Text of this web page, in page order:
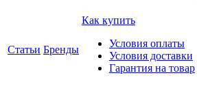
Статьи Бренды
Как купить
Условия оплаты
Условия доставки
Гарантия на товар